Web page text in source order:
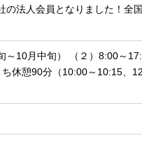
法人会員となりました！全
～10月中旬） （２）8:00～
休憩90分（10:00～10:15、